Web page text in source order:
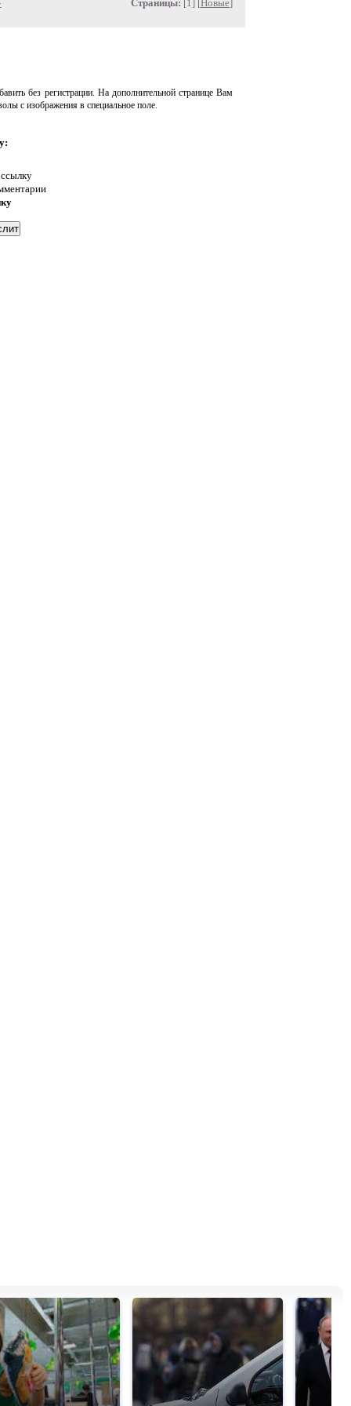
Страницы: [1] [Новые]
без регистрации. На дополнительной странице Вам
с изображения в специальное поле.